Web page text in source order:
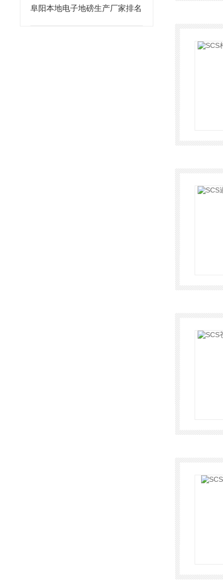
阜阳本地电子地磅生产厂家排名